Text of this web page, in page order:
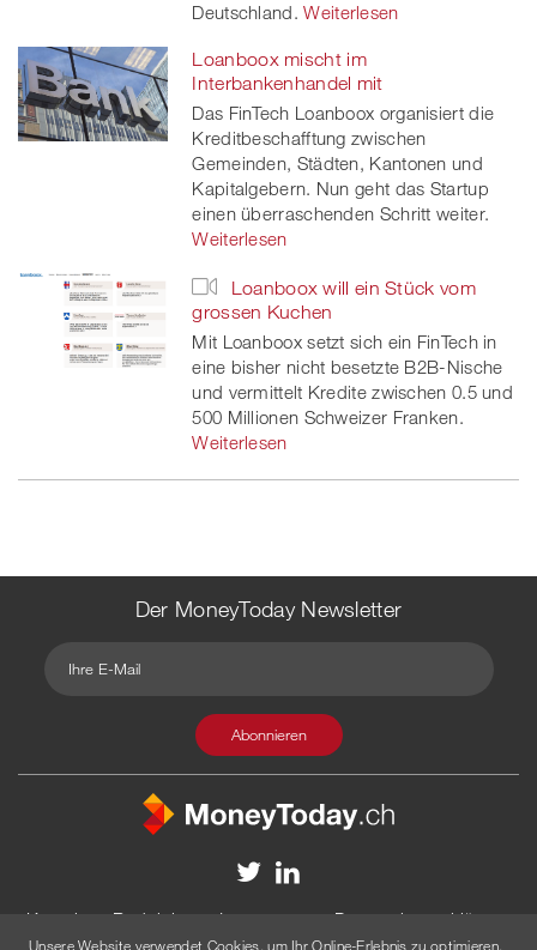
Deutschland. Weiterlesen
Loanboox mischt im
Interbankenhandel mit
Das FinTech Loanboox organisiert die
Kreditbeschafftung zwischen
Gemeinden, Städten, Kantonen und
Kapitalgebern. Nun geht das Startup
einen überraschenden Schritt weiter.
Weiterlesen
Loanboox will ein Stück vom
grossen Kuchen
Mit Loanboox setzt sich ein FinTech in
eine bisher nicht besetzte B2B-Nische
und vermittelt Kredite zwischen 0.5 und
500 Millionen Schweizer Franken.
Weiterlesen
Der MoneyToday Newsletter
Kontakt Redaktion Impressum
Datenschutzerklärung
Unsere Website verwendet Cookies, um Ihr Online-Erlebnis zu optimieren.